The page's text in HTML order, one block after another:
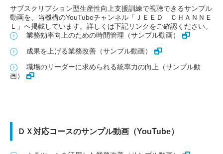
サブスクリプション型生産性向上支援訓練で視聴できるサンプル
動画を、当機構のYouTubeチャンネル「ＪＥＥＤ ＣＨＡＮＮＥ
Ｌ」へ掲載しています。詳しくは下記リンクをご確認ください。
業務効率向上のための時間管理（サンプル動画）
成果を上げる業務改善（サンプル動画）
職場のリーダーに求められる統率力の向上（サンプル動
画）
ＤＸ対応コースのサンプル動画（YouTube）